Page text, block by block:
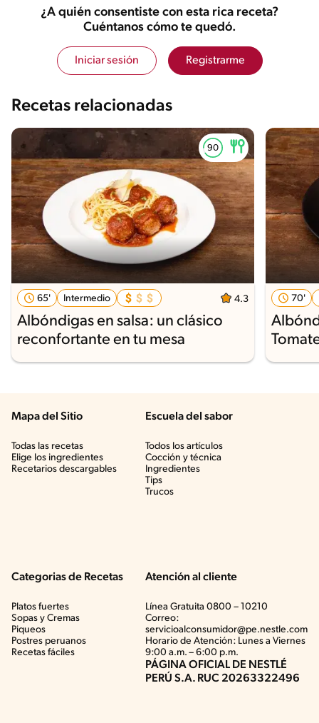
¿A quién consentiste con esta rica receta?
Cuéntanos cómo te quedó.
Iniciar sesión Registrarme
Recetas relacionadas
65' Intermedio 4.3
Albóndigas en salsa: un clásico
reconfortante en tu mesa
70'
Mapa del Sitio
Todas las recetas
Elige los ingredientes
Recetarios descargables
Escuela del sabor
Todos los artículos
Cocción y técnica
Ingredientes
Tips
Trucos
Categorias de Recetas
Platos fuertes
Sopas y Cremas
Piqueos
Postres peruanos
Recetas fáciles
Atención al cliente
Línea Gratuita 0800 – 10210
Correo:
servicioalconsumidor@pe.nestle.com
Horario de Atención: Lunes a Viernes
9:00 a.m. – 6:00 p.m.
PÁGINA OFICIAL DE NESTLÉ
PERÚ S.A. RUC 20263322496